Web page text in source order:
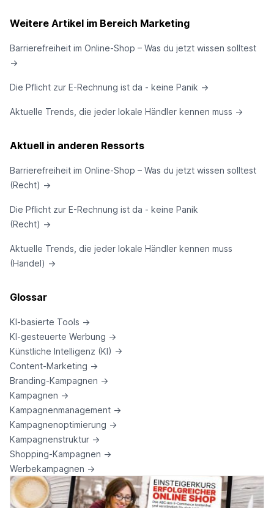
Weitere Artikel im Bereich Marketing
Barrierefreiheit im Online-Shop – Was du jetzt wissen solltest
→
Die Pflicht zur E-Rechnung ist da - keine Panik →
Aktuelle Trends, die jeder lokale Händler kennen muss →
Aktuell in anderen Ressorts
Barrierefreiheit im Online-Shop – Was du jetzt wissen solltest
(Recht) →
Die Pflicht zur E-Rechnung ist da - keine Panik
(Recht) →
Aktuelle Trends, die jeder lokale Händler kennen muss
(Handel) →
Glossar
KI-basierte Tools →
KI-gesteuerte Werbung →
Künstliche Intelligenz (KI) →
Content-Marketing →
Branding-Kampagnen →
Kampagnen →
Kampagnenmanagement →
Kampagnenoptimierung →
Kampagnenstruktur →
Shopping-Kampagnen →
Werbekampagnen →